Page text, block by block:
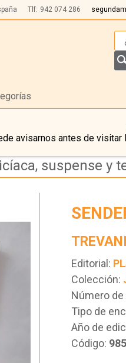
Tlf: 942 074 286
avisarnos antes de
suspense y
Editorial:
Colección:
Número
Tipo de
Año de
Código: